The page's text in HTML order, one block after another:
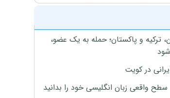
ترکیه و پاکستان؛ حمله به یک عضو،
در کویت
واقعی زبان انگلیسی خود را بدانید